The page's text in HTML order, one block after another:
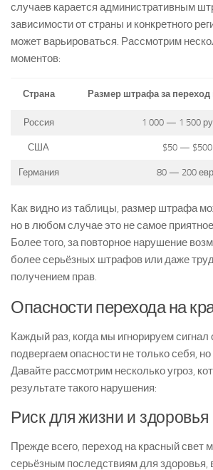
случаев карается административным
зависимости от страны и конкретного
может варьироваться. Рассмотрим
моментов:
Страна Размер штрафа за переход
Россия 1 000 — 1 500
США $50 — $500
Германия 80 — 200
Как видно из таблицы, размер штрафа
но в любом случае это не самое
Более того, за повторное нарушение
более серьёзных штрафов или даже
получением прав.
Опасности перехода на
Каждый раз, когда мы игнорируем
подвергаем опасности не только себя,
Давайте рассмотрим несколько угроз,
результате такого нарушения:
Риск для жизни и здоровья
Прежде всего, переход на красный свет
серьёзным последствиям для здоровья,